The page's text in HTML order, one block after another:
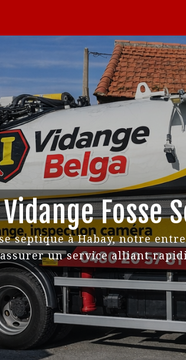
Vidange Fosse
septique à Habay, notre
un service alliant